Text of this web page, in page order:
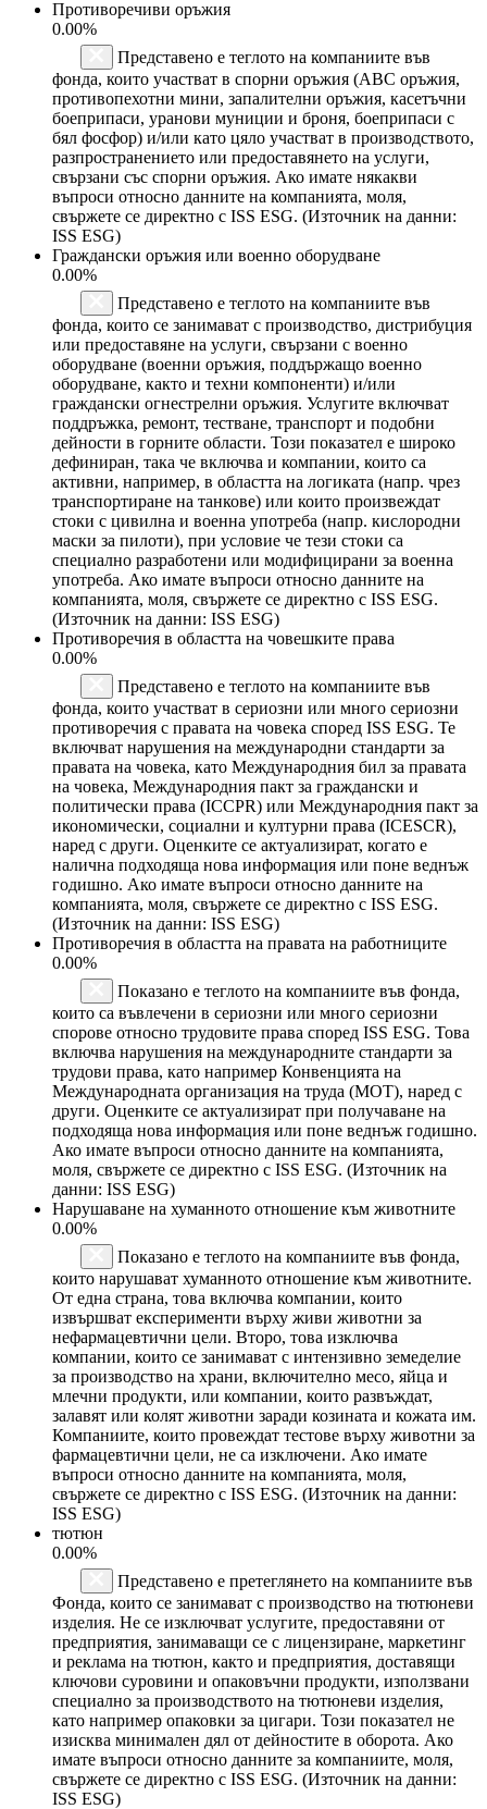
Противоречиви оръжия
0.00%
Представено е теглото на компаниите във
фонда, които участват в спорни оръжия (ABC оръжия,
противопехотни мини, запалителни оръжия, касетъчни
боеприпаси, уранови муниции и броня, боеприпаси с
бял фосфор) и/или като цяло участват в производството,
разпространението или предоставянето на услуги,
свързани със спорни оръжия. Ако имате някакви
въпроси относно данните на компанията, моля,
свържете се директно с ISS ESG. (Източник на данни:
ISS ESG)
Граждански оръжия или военно оборудване
0.00%
Представено е теглото на компаниите във
фонда, които се занимават с производство, дистрибуция
или предоставяне на услуги, свързани с военно
оборудване (военни оръжия, поддържащо военно
оборудване, както и техни компоненти) и/или
граждански огнестрелни оръжия. Услугите включват
поддръжка, ремонт, тестване, транспорт и подобни
дейности в горните области. Този показател е широко
дефиниран, така че включва и компании, които са
активни, например, в областта на логиката (напр. чрез
транспортиране на танкове) или които произвеждат
стоки с цивилна и военна употреба (напр. кислородни
маски за пилоти), при условие че тези стоки са
специално разработени или модифицирани за военна
употреба. Ако имате въпроси относно данните на
компанията, моля, свържете се директно с ISS ESG.
(Източник на данни: ISS ESG)
Противоречия в областта на човешките права
0.00%
Представено е теглото на компаниите във
фонда, които участват в сериозни или много сериозни
противоречия с правата на човека според ISS ESG. Те
включват нарушения на международни стандарти за
правата на човека, като Международния бил за правата
на човека, Международния пакт за граждански и
политически права (ICCPR) или Международния пакт за
икономически, социални и културни права (ICESCR),
наред с други. Оценките се актуализират, когато е
налична подходяща нова информация или поне веднъж
годишно. Ако имате въпроси относно данните на
компанията, моля, свържете се директно с ISS ESG.
(Източник на данни: ISS ESG)
Противоречия в областта на правата на работниците
0.00%
Показано е теглото на компаниите във фонда,
които са въвлечени в сериозни или много сериозни
спорове относно трудовите права според ISS ESG. Това
включва нарушения на международните стандарти за
трудови права, като например Конвенцията на
Международната организация на труда (МОТ), наред с
други. Оценките се актуализират при получаване на
подходяща нова информация или поне веднъж годишно.
Ако имате въпроси относно данните на компанията,
моля, свържете се директно с ISS ESG. (Източник на
данни: ISS ESG)
Нарушаване на хуманното отношение към животните
0.00%
Показано е теглото на компаниите във фонда,
които нарушават хуманното отношение към животните.
От една страна, това включва компании, които
извършват експерименти върху живи животни за
нефармацевтични цели. Второ, това изключва
компании, които се занимават с интензивно земеделие
за производство на храни, включително месо, яйца и
млечни продукти, или компании, които развъждат,
залавят или колят животни заради козината и кожата им.
Компаниите, които провеждат тестове върху животни за
фармацевтични цели, не са изключени. Ако имате
въпроси относно данните на компанията, моля,
свържете се директно с ISS ESG. (Източник на данни:
ISS ESG)
тютюн
0.00%
Представено е претеглянето на компаниите във
Фонда, които се занимават с производство на тютюневи
изделия. Не се изключват услугите, предоставяни от
предприятия, занимаващи се с лицензиране, маркетинг
и реклама на тютюн, както и предприятия, доставящи
ключови суровини и опаковъчни продукти, използвани
специално за производството на тютюневи изделия,
като например опаковки за цигари. Този показател не
изисква минимален дял от дейностите в оборота. Ако
имате въпроси относно данните за компаниите, моля,
свържете се директно с ISS ESG. (Източник на данни:
ISS ESG)